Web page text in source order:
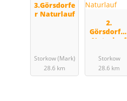
3.Görsdorfe
r Naturlauf
Storkow (Mark)
28.6 km
2.
Görsdorfer
Naturlauf
Storkow
28.6 km